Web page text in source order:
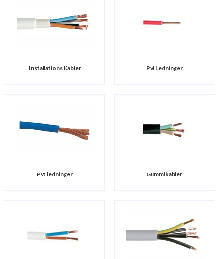
Installations Kabler Pvl Ledninger
Pvt ledninger Gummikabler